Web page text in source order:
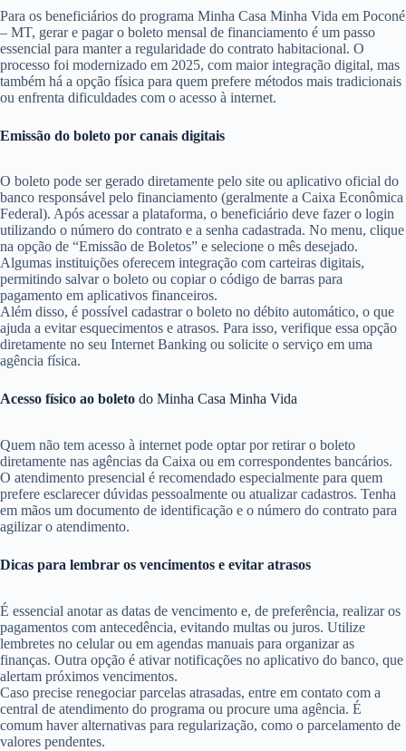
Para os beneficiários do programa Minha Casa Minha Vida em Poconé
– MT, gerar e pagar o boleto mensal de financiamento é um passo
essencial para manter a regularidade do contrato habitacional. O
processo foi modernizado em 2025, com maior integração digital, mas
também há a opção física para quem prefere métodos mais tradicionais
ou enfrenta dificuldades com o acesso à internet.
Emissão do boleto por canais digitais
O boleto pode ser gerado diretamente pelo site ou aplicativo oficial do
banco responsável pelo financiamento (geralmente a Caixa Econômica
Federal). Após acessar a plataforma, o beneficiário deve fazer o login
utilizando o número do contrato e a senha cadastrada. No menu, clique
na opção de “Emissão de Boletos” e selecione o mês desejado.
Algumas instituições oferecem integração com carteiras digitais,
permitindo salvar o boleto ou copiar o código de barras para
pagamento em aplicativos financeiros.
Além disso, é possível cadastrar o boleto no débito automático, o que
ajuda a evitar esquecimentos e atrasos. Para isso, verifique essa opção
diretamente no seu Internet Banking ou solicite o serviço em uma
agência física.
Acesso físico ao boleto do Minha Casa Minha Vida
Quem não tem acesso à internet pode optar por retirar o boleto
diretamente nas agências da Caixa ou em correspondentes bancários.
O atendimento presencial é recomendado especialmente para quem
prefere esclarecer dúvidas pessoalmente ou atualizar cadastros. Tenha
em mãos um documento de identificação e o número do contrato para
agilizar o atendimento.
Dicas para lembrar os vencimentos e evitar atrasos
É essencial anotar as datas de vencimento e, de preferência, realizar os
pagamentos com antecedência, evitando multas ou juros. Utilize
lembretes no celular ou em agendas manuais para organizar as
finanças. Outra opção é ativar notificações no aplicativo do banco, que
alertam próximos vencimentos.
Caso precise renegociar parcelas atrasadas, entre em contato com a
central de atendimento do programa ou procure uma agência. É
comum haver alternativas para regularização, como o parcelamento de
valores pendentes.